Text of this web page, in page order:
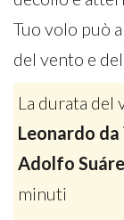
Tuo volo può
del vento e
La durata del
Leonardo
Adolfo
minuti